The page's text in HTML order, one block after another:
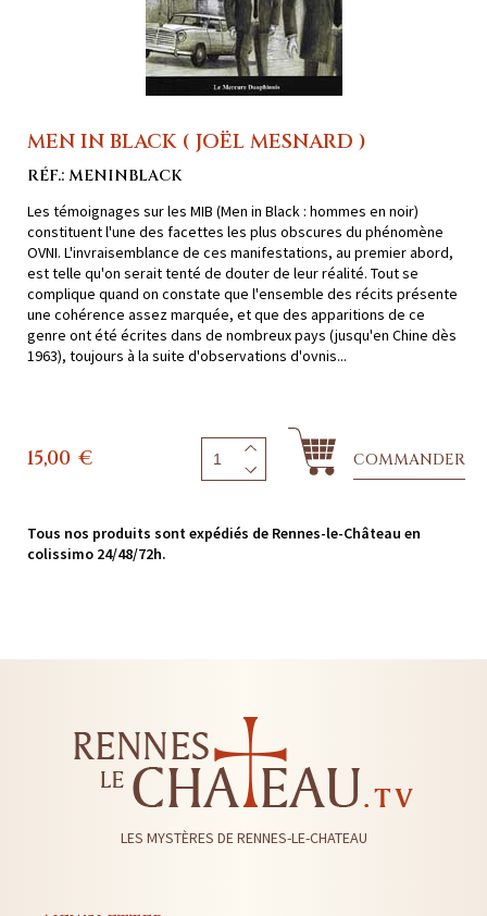
MEN IN BLACK ( JOËL MESNARD )
RÉF.: MENINBLACK
Les témoignages sur les MIB (Men in Black : hommes en noir)
constituent l'une des facettes les plus obscures du phénomène
OVNI. L'invraisemblance de ces manifestations, au premier abord,
est telle qu'on serait tenté de douter de leur réalité. Tout se
complique quand on constate que l'ensemble des récits présente
une cohérence assez marquée, et que des apparitions de ce
genre ont été écrites dans de nombreux pays (jusqu'en Chine dès
1963), toujours à la suite d'observations d'ovnis...
15,00 € COMMANDER
Tous nos produits sont expédiés de Rennes-le-Château en
colissimo 24/48/72h.
LES MYSTÈRES DE RENNES-LE-CHATEAU